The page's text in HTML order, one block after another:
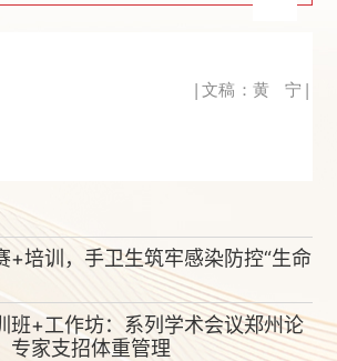
| 文稿：黄 宁 |
+培训，手卫生筑牢感染防控“生命
班+工作坊：系列学术会议郑州论
专家支招体重管理